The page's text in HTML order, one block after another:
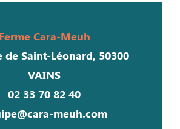
Ferme Cara-Meuh
de Saint-Léonard, 50300
VAINS
02 33 70 82 40
meuh.com